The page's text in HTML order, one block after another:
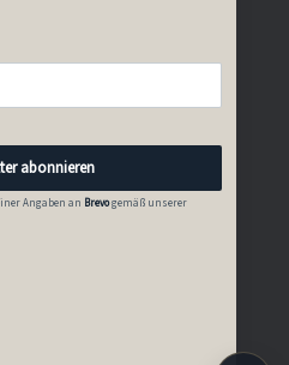
abonnieren
Angaben an Brevogemäß unserer